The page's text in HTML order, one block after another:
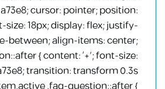
cursor: pointer; position:
18px; display: flex; justify-
between; align-items: center;
{ content: ‘+’; font-size:
transition: transform 0.3s
.faq-question::after {